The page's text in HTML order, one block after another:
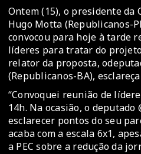
Ontem (15), o presidente da
Hugo Motta (Republicanos-
convocou para hoje à tarde
líderes para tratar do
relator da proposta,
(Republicanos-BA),
“Convoquei reunião de
14h. Na ocasião, o deputado
esclarecer pontos do seu
acaba com a escala 6x1,
a PEC sobre a redução da